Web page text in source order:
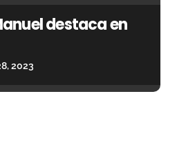
destaca en
2023